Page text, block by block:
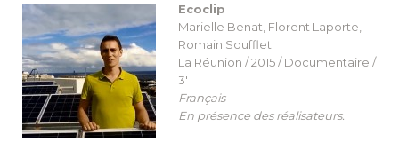
Ecoclip
Marielle Benat, Florent Laporte,
Romain Soufflet
La Réunion / 2015 / Documentaire /
3′
Français
En présence des réalisateurs.